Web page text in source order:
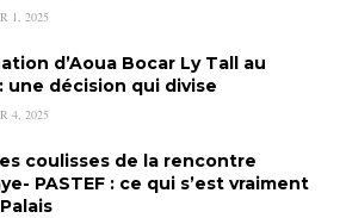
1, 2025
d’Aoua Bocar Ly Tall au
: une décision qui divise
4, 2025
coulisses de la rencontre
PASTEF : ce qui s’est vraiment